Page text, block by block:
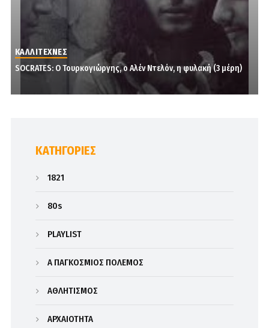
ΚΑΛΛΙΤΕΧΝΕΣ
SOCRATES: Ο Τουρκογιώργης, ο Αλέν Ντελόν, η φυλακή (3 μέρη)
KΑΤΗΓΟΡΊΕΣ
1821
80s
PLAYLIST
Α΄ ΠΑΓΚΟΣΜΙΟΣ ΠΟΛΕΜΟΣ
ΑΘΛΗΤΙΣΜΟΣ
ΑΡΧΑΙΟΤΗΤΑ